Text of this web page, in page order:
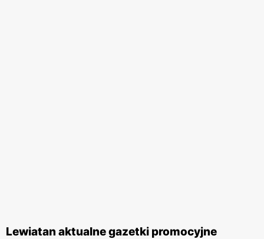
Lewiatan aktualne gazetki promocyjne